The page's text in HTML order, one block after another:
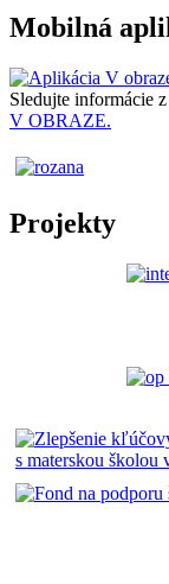
Mobilná
Sledujte informácie
V OBRAZE.
Projekty